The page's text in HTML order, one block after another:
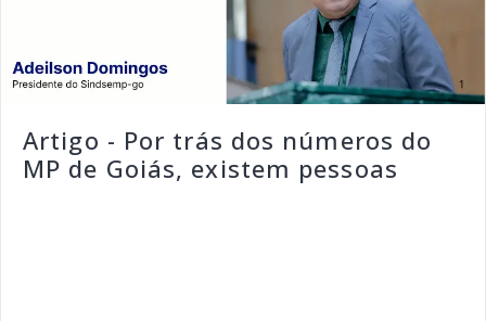
Artigo - Por trás dos números do
MP de Goiás, existem pessoas